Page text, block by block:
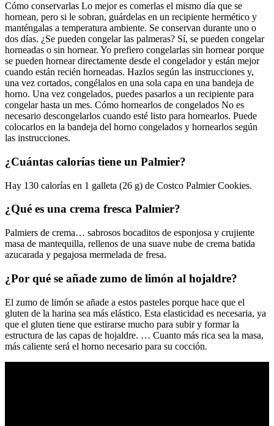
Cómo conservarlas Lo mejor es comerlas el mismo día que se
hornean, pero si le sobran, guárdelas en un recipiente hermético y
manténgalas a temperatura ambiente. Se conservan durante uno o
dos días. ¿Se pueden congelar las palmeras? Sí, se pueden congelar
horneadas o sin hornear. Yo prefiero congelarlas sin hornear porque
se pueden hornear directamente desde el congelador y están mejor
cuando están recién horneadas. Hazlos según las instrucciones y,
una vez cortados, congélalos en una sola capa en una bandeja de
horno. Una vez congelados, puedes pasarlos a un recipiente para
congelar hasta un mes. Cómo hornearlos de congelados No es
necesario descongelarlos cuando esté listo para hornearlos. Puede
colocarlos en la bandeja del horno congelados y hornearlos según
las instrucciones.
¿Cuántas calorías tiene un Palmier?
Hay 130 calorías en 1 galleta (26 g) de Costco Palmier Cookies.
¿Qué es una crema fresca Palmier?
Palmiers de crema… sabrosos bocaditos de esponjosa y crujiente
masa de mantequilla, rellenos de una suave nube de crema batida
azucarada y pegajosa mermelada de fresa.
¿Por qué se añade zumo de limón al hojaldre?
El zumo de limón se añade a estos pasteles porque hace que el
gluten de la harina sea más elástico. Esta elasticidad es necesaria, ya
que el gluten tiene que estirarse mucho para subir y formar la
estructura de las capas de hojaldre. … Cuanto más rica sea la masa,
más caliente será el horno necesario para su cocción.